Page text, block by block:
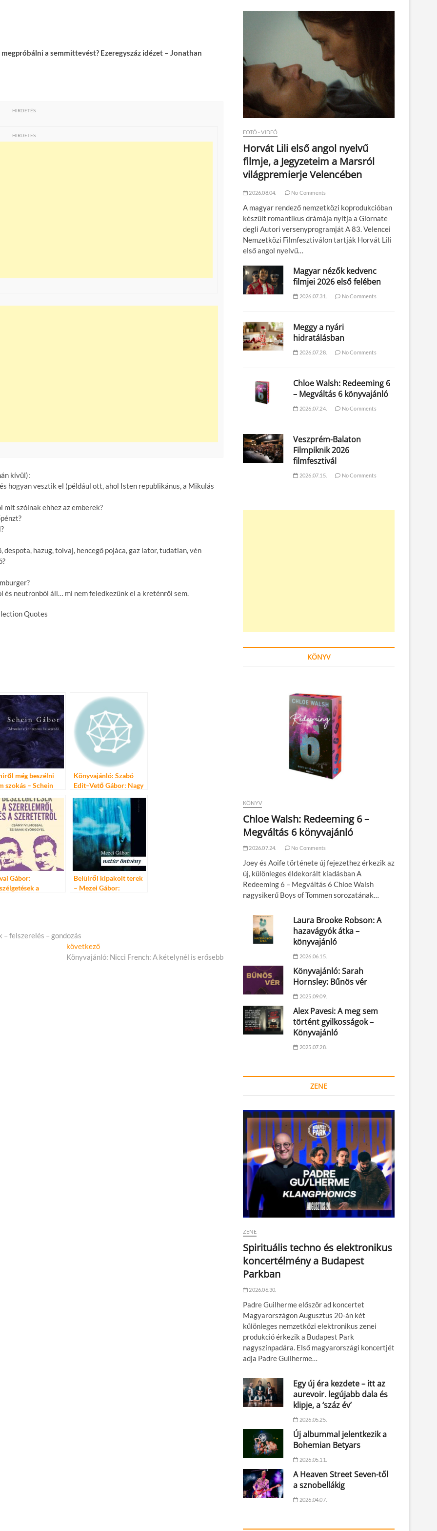
a semmittevést? Ezeregyszáz idézet – Jonathan
HIRDETÉS
HIRDETÉS
kívül):
hogyan vesztik el (például ott, ahol Isten republikánus, a Mikulás
szólnak ehhez az emberek?
hazug, tolvaj, hencegő pojáca, gaz lator, tudatlan, vén
neutronból áll… mi nem feledkezünk el a kreténről sem.
Quotes
még beszélni
szokás – Schein
belsejéből
Könyvajánló: Szabó
Edit–Vető Gábor: Nagy
Gábor:
a
Belülről kipakolt terek
– Mezei Gábor:
felszerelés – gondozás
következőKövetkező
cikk:
Könyvajánló: Nicci French: A kételynél is erősebb
FOTÓ - VIDEÓ
Horvát Lili első angol nyelvű
filmje, a Jegyzeteim a Marsról
világpremierje Velencében
2026.08.04. No Comments
A magyar rendező nemzetközi koprodukcióban
készült romantikus drámája nyitja a Giornate
degli Autori versenyprogramját A 83. Velencei
Nemzetközi Filmfesztiválon tartják Horvát Lili
első angol nyelvű…
Magyar nézők kedvenc
filmjei 2026 első felében
2026.07.31. No Comments
Meggy a nyári
hidratálásban
2026.07.28. No Comments
Chloe Walsh: Redeeming 6
– Megváltás 6 könyvajánló
2026.07.24. No Comments
Veszprém-Balaton
Filmpiknik 2026
filmfesztivál
2026.07.15. No Comments
KÖNYV
KÖNYV
Chloe Walsh: Redeeming 6 –
Megváltás 6 könyvajánló
2026.07.24. No Comments
Joey és Aoife története új fejezethez érkezik az
új, különleges éldekorált kiadásban A
Redeeming 6 – Megváltás 6 Chloe Walsh
nagysikerű Boys of Tommen sorozatának…
Laura Brooke Robson: A
hazavágyók átka –
könyvajánló
2026.06.15.
Könyvajánló: Sarah
Hornsley: Bűnös vér
2025.09.09.
Alex Pavesi: A meg sem
történt gyilkosságok –
Könyvajánló
2025.07.28.
ZENE
ZENE
Spirituális techno és elektronikus
koncertélmény a Budapest
Parkban
2026.06.30.
Padre Guilherme először ad koncertet
Magyarországon Augusztus 20-án két
különleges nemzetközi elektronikus zenei
produkció érkezik a Budapest Park
nagyszínpadára. Első magyarországi koncertjét
adja Padre Guilherme…
Egy új éra kezdete – itt az
aurevoir. legújabb dala és
klipje, a ‘száz év’
2026.05.25.
Új albummal jelentkezik a
Bohemian Betyars
2026.05.11.
A Heaven Street Seven-től
a sznobellákig
2026.04.07.